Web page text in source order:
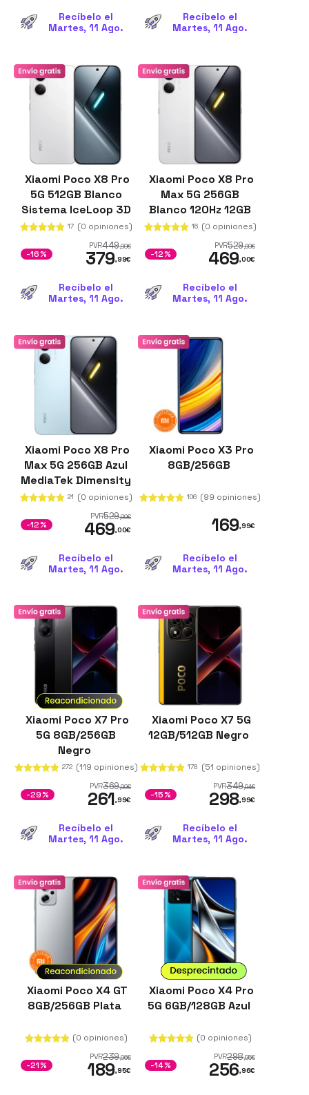
Recíbelo el
Martes, 11 Ago.
Recíbelo el
Martes, 11 Ago.
Xiaomi Poco X8 Pro
5G 512GB Blanco
Sistema IceLoop 3D
8GB de RAM
Corning Gorilla
Glass Victus 2
17 (0 opiniones)
PVR449,99€
379,99€
-16%
Recíbelo el
Martes, 11 Ago.
Xiaomi Poco X8 Pro
Max 5G 256GB
Blanco 120Hz 12GB
de RAM 3500 nits
16 (0 opiniones)
PVR529,99€
469,00€
-12%
Recíbelo el
Martes, 11 Ago.
Xiaomi Poco X8 Pro
Max 5G 256GB Azul
MediaTek Dimensity
9500s 12GB de RAM
Bypass Charging
21 (0 opiniones)
PVR529,99€
469,00€
-12%
Recíbelo el
Martes, 11 Ago.
Xiaomi Poco X3 Pro
8GB/256GB
106 (99 opiniones)
169,99€
Recíbelo el
Martes, 11 Ago.
Xiaomi Poco X7 Pro
5G 8GB/256GB
Negro
272 (119 opiniones)
PVR369,99€
261,99€
-29%
Recíbelo el
Martes, 11 Ago.
Xiaomi Poco X7 5G
12GB/512GB Negro
178 (51 opiniones)
PVR349,94€
298,99€
-15%
Recíbelo el
Martes, 11 Ago.
Xiaomi Poco X4 GT
8GB/256GB Plata
(0 opiniones)
PVR239,96€
189,95€
-21%
Xiaomi Poco X4 Pro
5G 6GB/128GB Azul
(0 opiniones)
PVR298,95€
256,96€
-14%